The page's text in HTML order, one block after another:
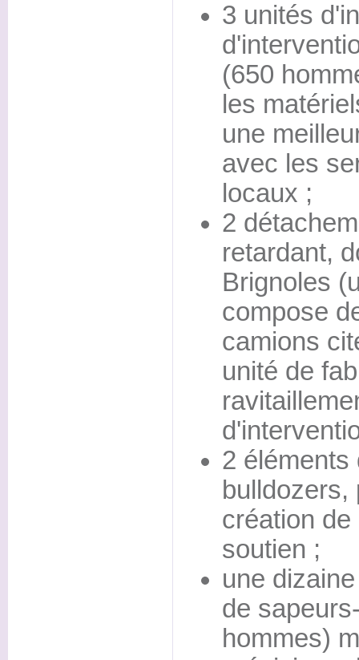
3 unités
(650
les
une
avec les
locaux ;
2
retardant,
Brignoles
compose
camions
unité de
2 éléments
bulldozers,
création
soutien ;
une
de
hommes)